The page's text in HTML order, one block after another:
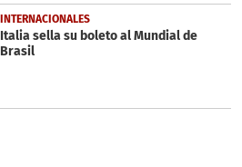
INTERNACIONALES
Italia sella su boleto al Mundial de
Brasil